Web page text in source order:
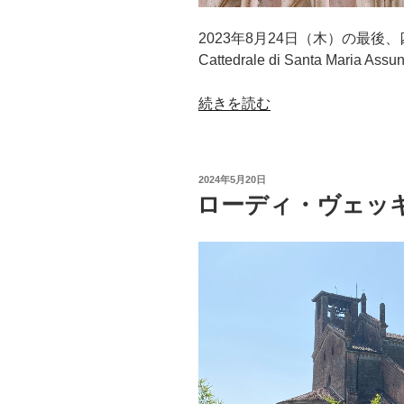
2023年8月24日（木）の最後
Cattedrale di Santa Maria
“ロ
（Lodi）”
の
続きを読む
投
日:
2024年5月20日
ローディ・ヴェ